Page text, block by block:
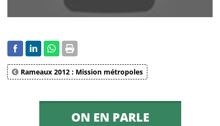
Rameaux 2012 : Mission métropoles
ON EN PARLE